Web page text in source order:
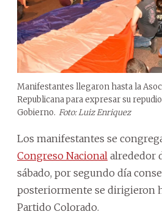
Manifestantes llegaron hasta la
Republicana para expresar su
Gobierno. Foto: Luiz Enriquez
Los manifestantes se
Congreso Nacional alrededor
sábado, por segundo día
posteriormente se dirigieron
Partido Colorado.